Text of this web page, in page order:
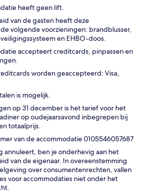
heeft geen lift.
van de gasten heeft deze
volgende voorzieningen: brandblusser,
en EHBO-doos.
accepteert creditcards, pinpassen en
worden geaccepteerd: Visa,
is mogelijk.
op 31 december is het tarief voor het
op oudejaarsavond inbegrepen bij
totaalprijs.
van de accommodatie 0105546057687
annuleert, ben je onderhevig aan het
van de eigenaar. In overeenstemming
over consumentenrechten, vallen
voor accommodaties niet onder het